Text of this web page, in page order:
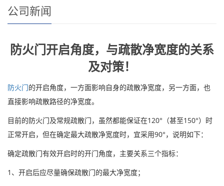
公司新闻
防火门开启角度，与疏散净宽度的关系
及对策！
防火门的开启角度，一方面影响自身的疏散净宽度，另一方面，也
直接影响疏散路径的净宽度。
目前的防火门及常规疏散门，虽然都能保证在120°（甚至150°）时
正常开启，但在确定最大疏散净宽度时，宜采用90°，说明如下：
确定疏散门有效开启时的开门角度，主要关系三个指标：
1、开启后应尽量确保疏散门的最大净宽度；